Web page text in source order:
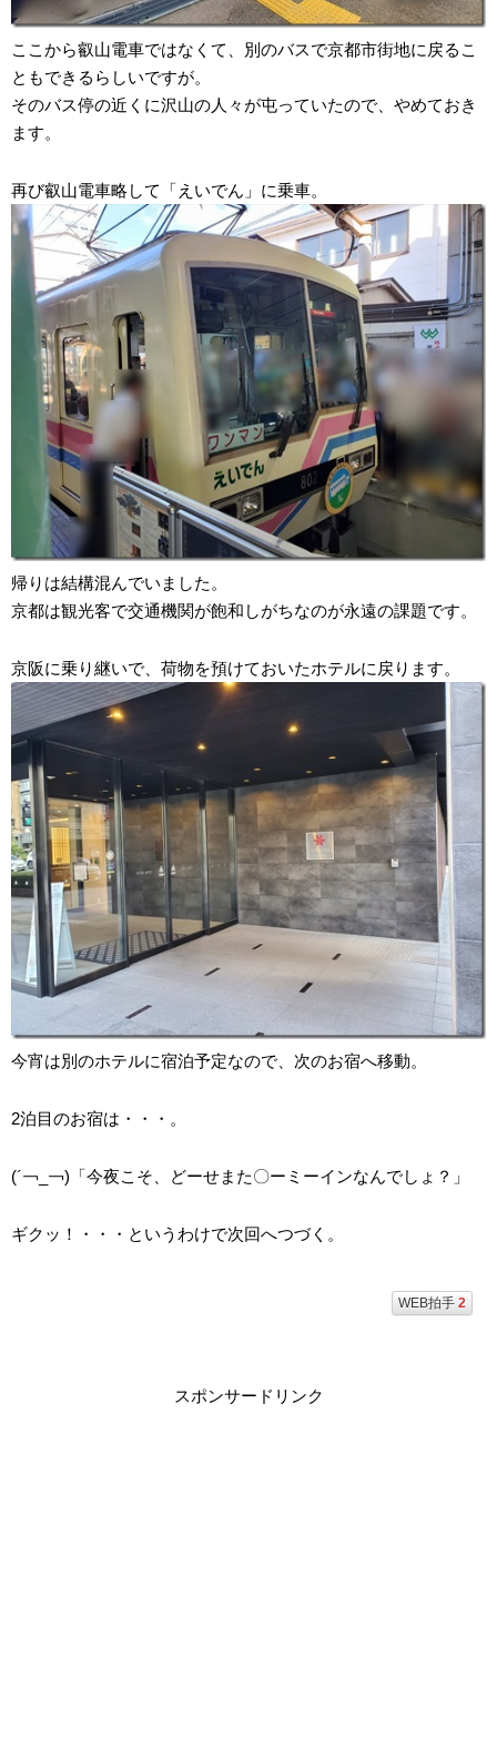
ここから叡山電車ではなくて、別のバスで京都市街地に戻るこ
ともできるらしいですが。
そのバス停の近くに沢山の人々が屯っていたので、やめておき
ます。
再び叡山電車略して「えいでん」に乗車。
帰りは結構混んでいました。
京都は観光客で交通機関が飽和しがちなのが永遠の課題です。
京阪に乗り継いで、荷物を預けておいたホテルに戻ります。
今宵は別のホテルに宿泊予定なので、次のお宿へ移動。
2泊目のお宿は・・・。
(´￢_￢)「今夜こそ、どーせまた〇ーミーインなんでしょ？」
ギクッ！・・・というわけで次回へつづく。
WEB拍手 2
スポンサードリンク